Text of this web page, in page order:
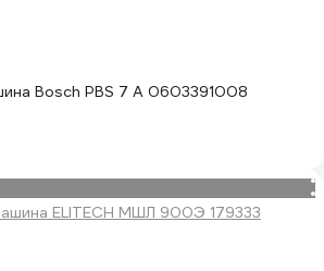
Bosch PBS 7 A 0603391008